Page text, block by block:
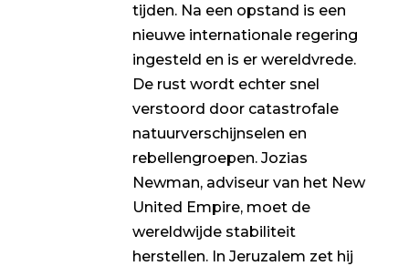
tijden. Na een opstand is een
nieuwe internationale regering
ingesteld en is er wereldvrede.
De rust wordt echter snel
verstoord door catastrofale
natuurverschijnselen en
rebellengroepen. Jozias
Newman, adviseur van het New
United Empire, moet de
wereldwijde stabiliteit
herstellen. In Jeruzalem zet hij